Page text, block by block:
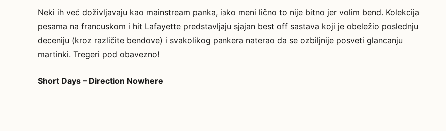
Neki ih već doživljavaju kao mainstream panka, iako meni lično to nije bitno jer volim bend. Kolekcija
pesama na francuskom i hit Lafayette predstavljaju sjajan best off sastava koji je obeležio poslednju
deceniju (kroz različite bendove) i svakolikog pankera naterao da se ozbiljnije posveti glancanju
martinki. Tregeri pod obavezno!
Short Days – Direction Nowhere